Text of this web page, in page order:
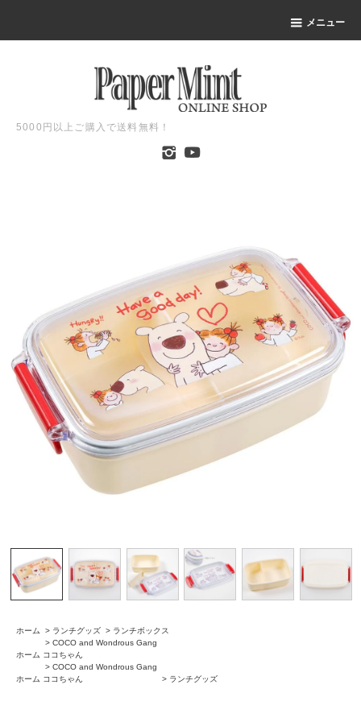
メニュー
5000円以上ご購入で送料無料！
ホーム > ランチグッズ > ランチボックス
ホーム
> COCO and Wondrous Gang
ココちゃん
ホーム
> COCO and Wondrous Gang
ココちゃん
> ランチグッズ